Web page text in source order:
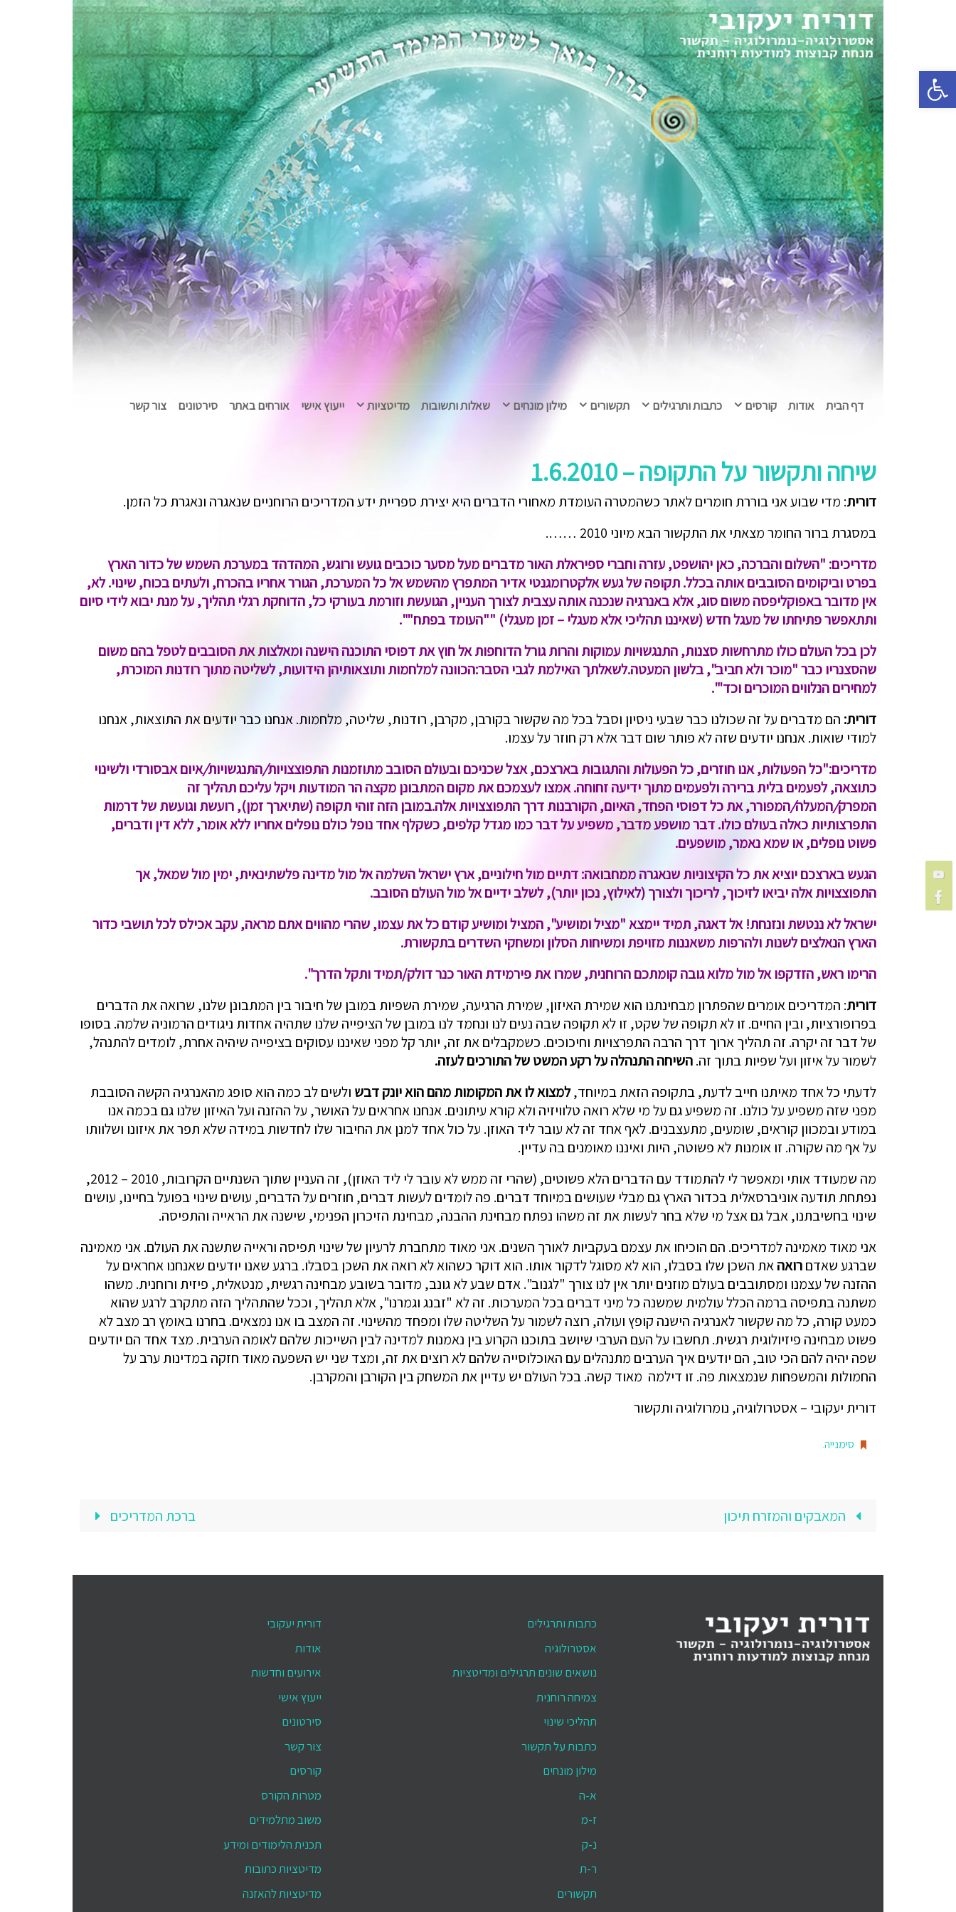
פתח סרגל נגישות
דף הבית אודות קורסים כתבות ותרגילים תקשורים מילון מונחים שאלות ותשובות מדיטציות ייעוץ אישי אורחים באתר סירטונים צור קשר
שיחה ותקשור על התקופה – 1.6.2010
דורית: מדי שבוע אני בוררת חומרים לאתר כשהמטרה העומדת מאחורי הדברים היא יצירת ספריית ידע המדריכים הרוחניים שנאגרה ונאגרת כל הזמן.
במסגרת ברור החומר מצאתי את התקשור הבא מיוני 2010 …….
מדריכים: "השלום והברכה, כאן יהושפט, עזרה וחברי ספיראלת האור מדברים מעל מסער כוכבים גועש ורוגש, המהדהד במערכת השמש של כדור הארץ
בפרט וביקומים הסובבים אותה בכלל. תקופה של געש אלקטרומגנטי אדיר המתפרץ מהשמש אל כל המערכת, הגורר אחריו בהכרח, ולעתים בכוח, שינוי.לא,
אין מדובר באפוקליפסה משום סוג, אלא באנרגיה שנכנה אותה עצבית לצורך העניין, הגועשת וזורמת בעורקי כל, הדוחקת רגלי תהליך, על מנת יבוא לידי סיום
ותתאפשר פתיחתו של מעגל חדש (שאיננו תהליכי אלא מעגלי – זמן מעגלי) ""העומד בפתח"".
לכן בכל העולם כולו מתרחשות סצנות, התנגשויות עמוקות והרות גורל הדוחפות אל חוץ את דפוסי התוכנה הישנה ומאלצות את הסובבים לטפל בהם משום
שהסצנריו כבר "מוכר ולא חביב", בלשון המעטה.לשאלתך האילמת לגבי הסבר:הכוונה למלחמות ותוצאותיהן הידועות, לשליטה מתוך רודנות המוכרת,
למחירים הנלווים המוכרים וכד'".
דורית: הם מדברים על זה שכולנו כבר שבעי ניסיון וסבל בכל מה שקשור בקורבן, מקרבן, רודנות, שליטה, מלחמות. אנחנו כבר יודעים את התוצאות, אנחנו
למודי שואות. אנחנו יודעים שזה לא פותר שום דבר אלא רק חוזר על עצמו.
מדריכים:"כל הפעולות, אנו חוזרים, כל הפעולות והתגובות בארצכם, אצל שכניכם ובעולם הסובב מתוזמנות התפוצצויות/התנגשויות/איום אבסורדי ולשינוי
כתוצאה, לפעמים בלית ברירה ולפעמים מתוך ידיעה זחוחה.אמצו לעצמכם את מקום המתבונן מקצה הר המודעות ויקל עליכם תהליך זה
המפרק/המעלה/המפורר, את כל דפוסי הפחד, האיום, הקורבנות דרך התפוצצויות אלה.במובן הזה זוהי תקופה (שתיארך זמן), רועשת וגועשת של דרמות
התפרצותיות כאלה בעולם כולו. דבר מושפע מדבר, משפיע על דבר כמו מגדל קלפים, כשקלף אחד נופל כולם נופלים אחריו ללא אומר, ללא דין ודברים,
פשוט נופלים, או שמא נאמר, מושפעים.
הגעש בארצכם יוציא את כל הקיצוניות שנאגרה ממחבואה: דתיים מול חילוניים, ארץ ישראל השלמה אל מול מדינה פלשתינאית, ימין מול שמאל, אך
התפוצצויות אלה יביאו לזיכוך, לריכוך ולצורך (לאילוץ, נכון יותר), לשלב ידיים אל מול העולם הסובב.
ישראל לא ננטשת ונזנחת! אל דאגה, תמיד יימצא "מציל ומושיע", המציל ומושיע קודם כל את עצמו, שהרי מהווים אתם מראה, עקב אכילס לכל תושבי כדור
הארץ הנאלצים לשנות ולהרפות משאננות מזויפת ומשיחות הסלון ומשחקי השדרים בתקשורת.
הרימו ראש, הזדקפו אל מול מלוא גובה קומתכם הרוחנית, שמרו את פירמידת האור כנר דולק/תמיד ותקל הדרך".
דורית: המדריכים אומרים שהפתרון מבחינתנו הוא שמירת האיזון, שמירת הרגיעה, שמירת השפיות במובן של חיבור בין המתבונן שלנו, שרואה את הדברים
בפרופורציות, ובין החיים. זו לא תקופה של שקט, זו לא תקופה שבה נעים לנו ונחמד לנו במובן של הציפייה שלנו שתהיה אחדות ניגודים הרמוניה שלמה. בסופו
של דבר זה יקרה. זה תהליך ארוך דרך הרבה התפרצויות וחיכוכים. כשמקבלים את זה, יותר קל מפני שאיננו עסוקים בציפייה שיהיה אחרת, לומדים להתנהל,
לשמור על איזון ועל שפיות בתוך זה.השיחה התנהלה על רקע המשט של התורכים לעזה.
לדעתי כל אחד מאיתנו חייב לדעת, בתקופה הזאת במיוחד,למצוא לו את המקומות מהם הוא יונק דבש ולשים לב כמה הוא סופג מהאנרגיה הקשה הסובבת
מפני שזה משפיע על כולנו. זה משפיע גם על מי שלא רואה טלוויזיה ולא קורא עיתונים. אנחנו אחראים על האושר, על ההזנה ועל האיזון שלנו גם בכמה אנו
במודע ובמכוון קוראים, שומעים, מתעצבנים. לאף אחד זה לא עובר ליד האוזן. על כול אחד למנן את החיבור שלו לחדשות במידה שלא תפר את איזונו ושלוותו
על אף מה שקורה. זו אומנות לא פשוטה, היות ואיננו מאומנים בה עדיין.
מה שמעודד אותי ומאפשר לי להתמודד עם הדברים הלא פשוטים, (שהרי זה ממש לא עובר לי ליד האוזן), זה העניין שתוך השנתיים הקרובות, 2010 – 2012,
נפתחת תודעה אוניברסאלית בכדור הארץ גם מבלי שעושים במיוחד דברים. פה לומדים לעשות דברים, חוזרים על הדברים, עושים שינוי בפועל בחיינו, עושים
שינוי בחשיבתנו, אבל גם אצל מי שלא בחר לעשות את זה משהו נפתח מבחינת ההבנה, מבחינת הזיכרון הפנימי, שישנה את הראייה והתפיסה.
אני מאוד מאמינה למדריכים. הם הוכיחו את עצמם בעקביות לאורך השנים. אני מאוד מתחברת לרעיון של שינוי תפיסה וראייה שתשנה את העולם. אני מאמינה
שברגע שאדםרואהאת השכן שלו בסבלו, הוא לא מסוגל לדקור אותו. הוא דוקר כשהוא לא רואה את השכן בסבלו. ברגע שאנו יודעים שאנחנו אחראים על
ההזנה של עצמנו ומסתובבים בעולם מוזנים יותר אין לנו צורך "לגנוב". אדם שבע לא גונב, מדובר בשובע מבחינה רגשית, מנטאלית, פיזית ורוחנית. משהו
משתנה בתפיסה ברמה הכלל עולמית שמשנה כל מיני דברים בכל המערכות. זה לא "זבנג וגמרנו", אלא תהליך, וככל שהתהליך הזה מתקרב לרגע שהוא
כמעט קורה, כל מה שקשור לאנרגיה הישנה קופץ ועולה, רוצה לשמור על השליטה שלו ומפחד מהשינוי. זה המצב בו אנו נמצאים. בחרנו באומץ רב מצב לא
פשוט מבחינה פיזיולוגית רגשית. תחשבו על העם הערבי שיושב בתוכנו הקרוע בין נאמנות למדינה לבין השייכות שלהם לאומה הערבית. מצד אחד הם יודעים
שפה יהיה להם הכי טוב, הם יודעים איך הערבים מתנהלים עם האוכלוסייה שלהם לא רוצים את זה, ומצד שני יש השפעה מאוד חזקה במדינות ערב על
החמולות והמשפחות שנמצאות פה. זו דילמה מאוד קשה. בכל העולם יש עדיין את המשחק בין הקורבן והמקרבן.
דורית יעקובי – אסטרולוגיה, נומרולוגיה ותקשור
סימנייה.
המאבקים והמזרח תיכון ברכת המדריכים
כתבות ותרגילים
אסטרולוגיה
נושאים שונים תרגילים ומדיטציות
צמיחה רוחנית
תהליכי שינוי
כתבות על תקשור
מילון מונחים
א-ה
ז-מ
נ-ק
ר-ת
תקשורים
דורית יעקובי
אודות
אירועים וחדשות
ייעוץ אישי
סירטונים
צור קשר
קורסים
מטרות הקורס
משוב מתלמידים
תכנית הלימודים ומידע
מדיטציות כתובות
מדיטציות להאזנה